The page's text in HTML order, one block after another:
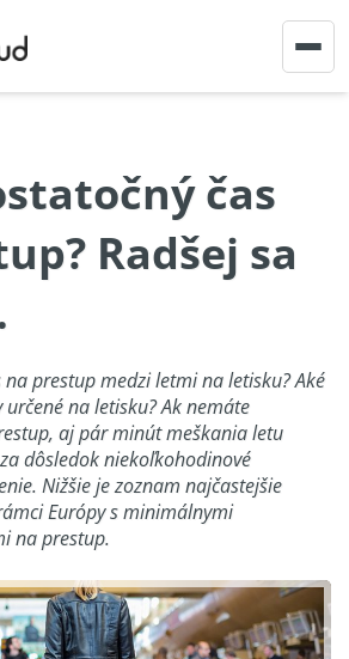
čas
Radšej sa
prestup medzi letmi na letisku? Aké
na letisku? Ak nemáte
aj pár minút meškania letu
dôsledok niekoľkohodinové
Nižšie je zoznam najčastejšie
Európy s minimálnymi
na prestup.